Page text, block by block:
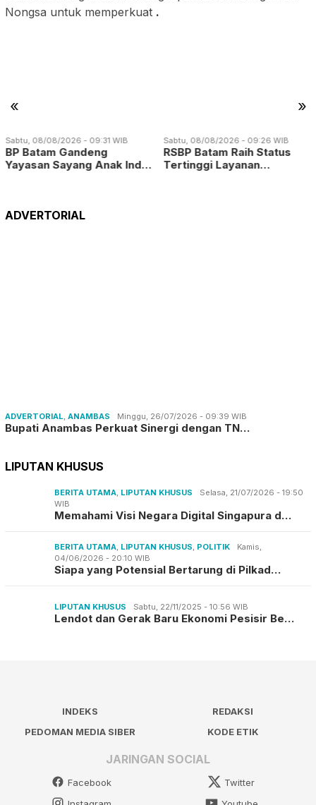
Nongsa untuk memperkuat .
« »
Sabtu, 08/08/2026 - 09:31 WIB
BP Batam Gandeng
Yayasan Sayang Anak Ind…
Sabtu, 08/08/2026 - 09:26 WIB
RSBP Batam Raih Status
Tertinggi Layanan…
ADVERTORIAL
ADVERTORIAL, ANAMBAS Minggu, 26/07/2026 - 09:39 WIB
Bupati Anambas Perkuat Sinergi dengan TN…
LIPUTAN KHUSUS
BERITA UTAMA, LIPUTAN KHUSUS
Selasa, 21/07/2026 - 19:50
WIB
Memahami Visi Negara Digital Singapura d…
BERITA UTAMA, LIPUTAN KHUSUS, POLITIK
Kamis,
04/06/2026 - 20:10 WIB
Siapa yang Potensial Bertarung di Pilkad…
LIPUTAN KHUSUS Sabtu, 22/11/2025 - 10:56 WIB
Lendot dan Gerak Baru Ekonomi Pesisir Be…
INDEKS
REDAKSI
PEDOMAN MEDIA SIBER
KODE ETIK
JARINGAN SOCIAL
Facebook
Twitter